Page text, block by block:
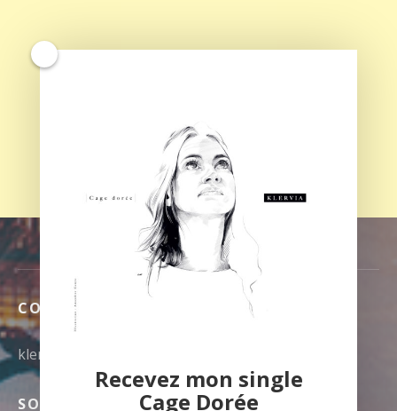
CONTACT
klerviamusic@gmail.com
SOUTENEZ MA MUSIQUE SUR TIPEEE
Recevez mon single
Cage Dorée